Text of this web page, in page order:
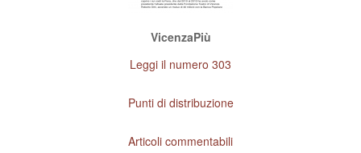
VicenzaPiù
Leggi il numero 303
Punti di distribuzione
Articoli commentabili